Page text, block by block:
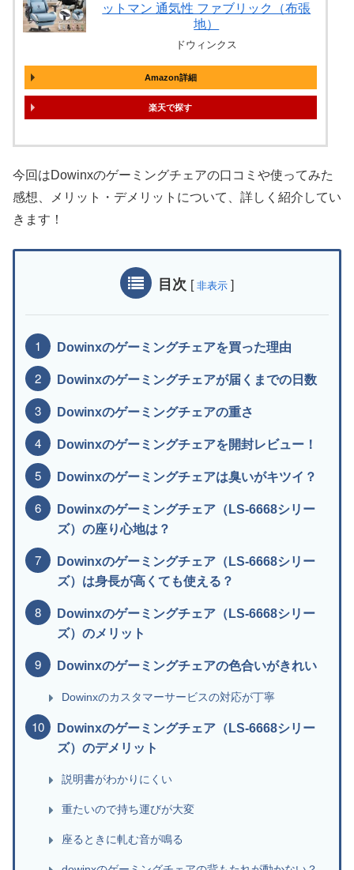
ットマン 通気性 ファブリック（布張
地）
ドウィンクス
Amazon詳細
楽天
今回はDowinxのゲーミングチェアの口コミや使ってみた
感想、メリット・デメリットについて、詳しく紹介してい
きます！
目次 [ 非表示 ]
Dowinxのゲーミングチェアを買った理由
Dowinxのゲーミングチェアが届くまでの日数
Dowinxのゲーミングチェアの重さ
Dowinxのゲーミングチェアを開封レビュー！
Dowinxのゲーミングチェアは臭いがキツイ？
Dowinxのゲーミングチェア（LS-6668シリー
ズ）の座り心地は？
Dowinxのゲーミングチェア（LS-6668シリー
ズ）は身長が高くても使える？
Dowinxのゲーミングチェア（LS-6668シリー
ズ）のメリット
Dowinxのゲーミングチェアの色合いがきれい
Dowinxのカスタマーサービスの対応が丁寧
Dowinxのゲーミングチェア（LS-6668シリー
ズ）のデメリット
説明書がわかりにくい
重たいので持ち運びが大変
座るときに軋む音が鳴る